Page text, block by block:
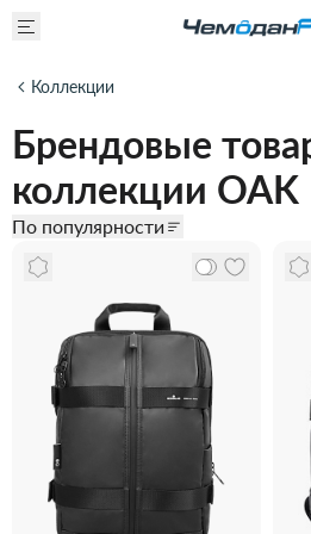
Коллекции
Брендовые
коллекции OAK
По популярности